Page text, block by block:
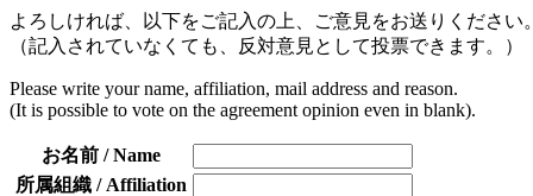
よろしければ、以下をご記入の上、ご意見をお送りください
（記入されていなくても、反対意見として投票できます。）
Please write your name, affiliation, mail address and reason.
(It is possible to vote on the agreement opinion even in blank).
お名前 / Name
所属組織 / Affiliation